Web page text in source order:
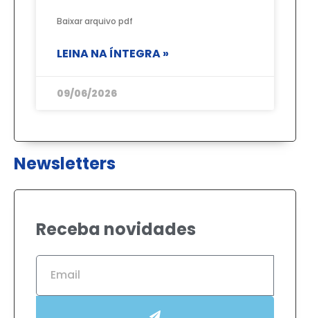
Baixar arquivo pdf
LEINA NA ÍNTEGRA »
09/06/2026
Newsletters
Receba novidades